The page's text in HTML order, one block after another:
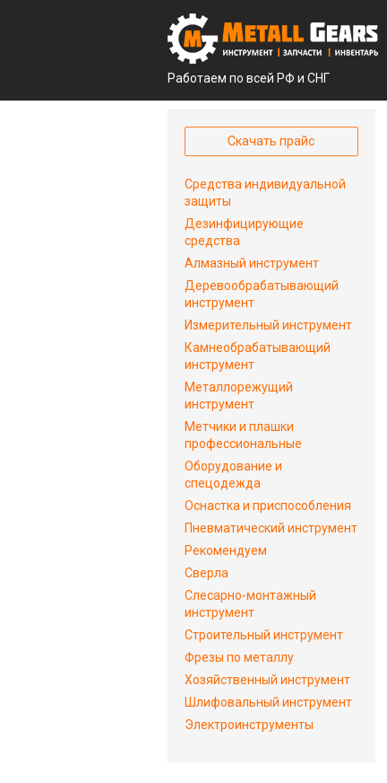
Работаем по всей РФ и СНГ
Скачать прайс
Средства индивидуальной
защиты
Дезинфицирующие
средства
Алмазный инструмент
Деревообрабатывающий
инструмент
Измерительный инструмент
Камнеобрабатывающий
инструмент
Металлорежущий
инструмент
Метчики и плашки
профессиональные
Оборудование и
спецодежда
Оснастка и приспособления
Пневматический инструмент
Рекомендуем
Сверла
Слесарно-монтажный
инструмент
Строительный инструмент
Фрезы по металлу
Хозяйственный инструмент
Шлифовальный инструмент
Электроинструменты